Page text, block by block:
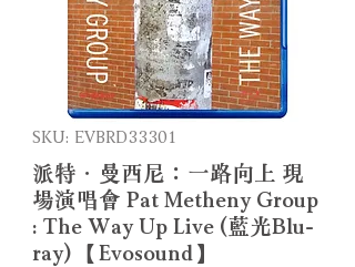
SKU: EVBRD33301
派特．曼西尼：一路向上 現
場演唱會 Pat Metheny Group
: The Way Up Live (藍光Blu-
ray) 【Evosound】